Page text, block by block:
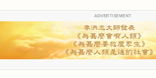
ADVERTISEMENT